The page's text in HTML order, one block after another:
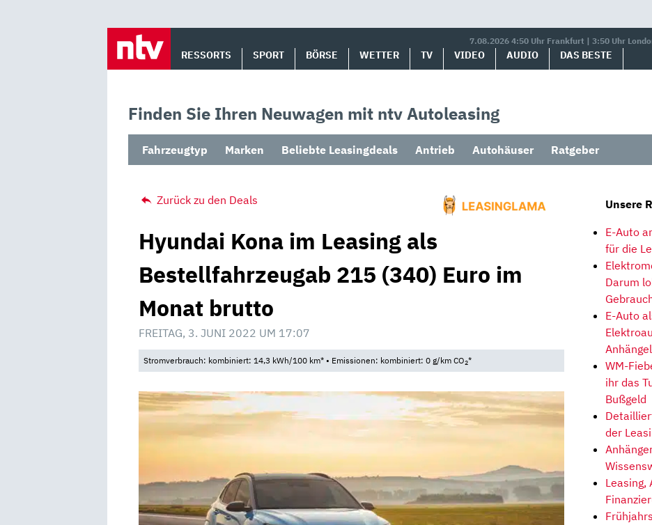
7.08.2026 4:50 Uhr Frankfurt | 3:50 Uhr
RESSORTS SPORT BÖRSE WETTER TV VIDEO AUDIO DAS BESTE
Finden Sie Ihren Neuwagen mit ntv Autoleasing
Fahrzeugtyp Marken Beliebte Leasingdeals Antrieb Autohäuser Ratgeber
Zurück zu den Deals
Hyundai Kona im Leasing als
Bestellfahrzeugab 215 (340) Euro im
Monat brutto
FREITAG, 3. JUNI 2022 UM 17:07
Stromverbrauch: kombiniert: 14,3 kWh/100 km* • Emissionen: kombiniert: 0 g/km CO2*
Unsere
E-Auto
für die
Darum
E-Auto
WM-
ihr das
Bußgeld
der
Leasing,